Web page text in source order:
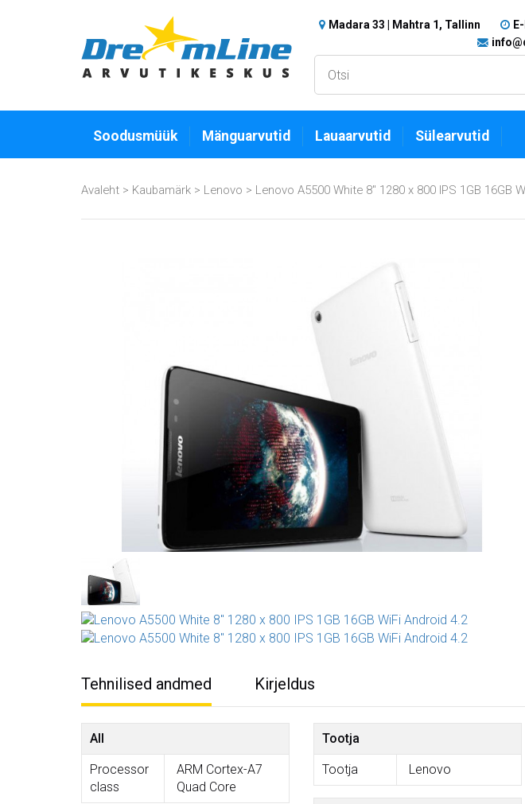
Madara 33 | Mahtra 1, Tallinn
Soodusmüük Mänguarvutid Lauaarvutid Sülearvutid
Avaleht > Kaubamärk > Lenovo > Lenovo A5500 White 8'' 1280 x 800 IPS 1GB 16GB
Tehnilised andmed Kirjeldus
All
Processor
class
ARM Cortex-A7
Quad Core
Tootja
Tootja Lenovo